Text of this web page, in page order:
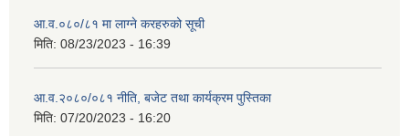
आ.व.०८०/८१ मा लाग्ने करहरुको सूची
मिति: 08/23/2023 - 16:39
आ.व.२०८०/०८१ नीति, बजेट तथा कार्यक्रम पुस्तिका
मिति: 07/20/2023 - 16:20